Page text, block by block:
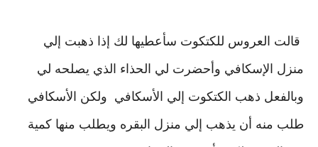
قالت العروس للكتكوت سأعطيها لك إذا ذهبت إلي
منزل الإسكافي وأحضرت لي الحذاء الذي يصلحه لي
وبالفعل ذهب الكتكوت إلي الأسكافي ولكن الأسكافي
طلب منه أن يذهب إلي منزل البقره ويطلب منها كمية